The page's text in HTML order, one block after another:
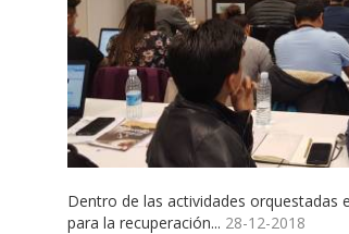
Dentro de las actividades orquestadas
para la recuperación... 28-12-2018